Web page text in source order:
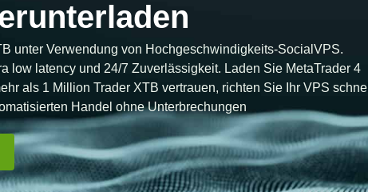
unter Verwendung von Hochgeschwindigkeits-SocialVPS.
low latency und 24/7 Zuverlässigkeit. Laden Sie MetaTrader 4
als 1 Million Trader XTB vertrauen, richten Sie Ihr VPS schnell
Handel ohne Unterbrechungen